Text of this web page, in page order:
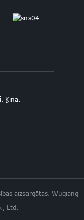
Ķīna.
aizsargātas. Wuqiang
Ltd.